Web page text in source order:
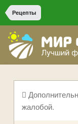
Рецепты
жалобой.